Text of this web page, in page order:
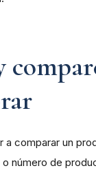
a comparar un
número de